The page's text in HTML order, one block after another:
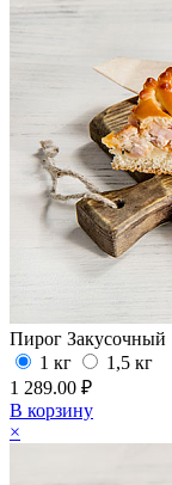
Пирог Закусочный
1 кг
1,5 кг
1 289.00 ₽
В корзину
×